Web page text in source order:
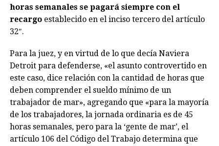
horas semanales se pagará siempre con el
recargo establecido en el inciso tercero del artículo
32″.
Para la juez, y en virtud de lo que decía Naviera
Detroit para defenderse, «el asunto controvertido en
este caso, dice relación con la cantidad de horas que
deben comprender el sueldo mínimo de un
trabajador de mar», agregando que «para la mayoría
de los trabajadores, la jornada ordinaria es de 45
horas semanales, pero para la ‘gente de mar’, el
artículo 106 del Código del Trabajo determina que